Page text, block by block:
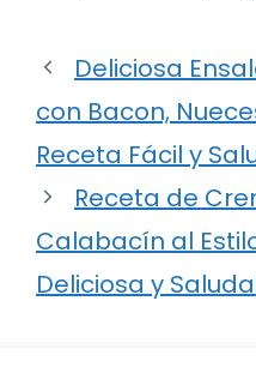
Deliciosa
con Bacon,
Receta Fácil y
Receta de
Calabacín al
Deliciosa y